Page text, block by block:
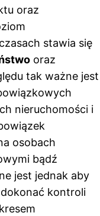
oraz
stawia się
oraz
tak ważne jest
nieruchomości i
osobach
bądź
jest jednak aby
kontroli